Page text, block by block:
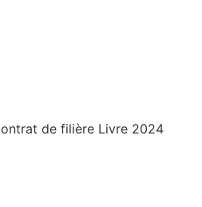
de filière Livre 2024